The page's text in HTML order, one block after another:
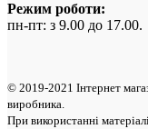
Режим роботи:
пн-пт: з 9.00 до 17.00.
© 2019-2021 Інтернет
виробникa.
При використанні